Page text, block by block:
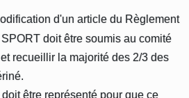
d'un article du Règlement
doit être soumis au comité
recueillir la majorité des 2/3 des
être représenté pour que ce